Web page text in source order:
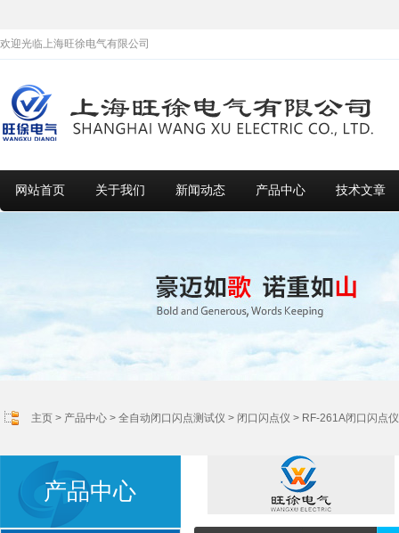
欢迎光临上海旺徐电气有限公司
网站首页 关于我们 新闻动态 产品中心 技术文章
主页 > 产品中心 > 全自动闭口闪点测试仪 > 闭口闪点仪 > RF-261A闭口闪点
产品中心